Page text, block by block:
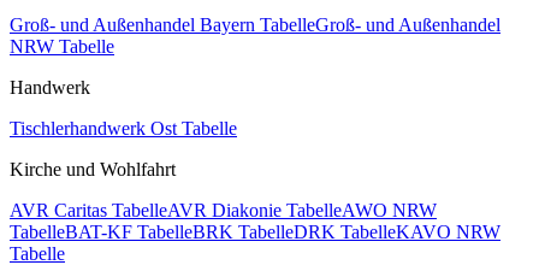
Groß- und Außenhandel Bayern TabelleGroß- und Außenhandel
NRW Tabelle
Handwerk
Tischlerhandwerk Ost Tabelle
Kirche und Wohlfahrt
AVR Caritas TabelleAVR Diakonie TabelleAWO NRW
TabelleBAT-KF TabelleBRK TabelleDRK TabelleKAVO NRW
Tabelle